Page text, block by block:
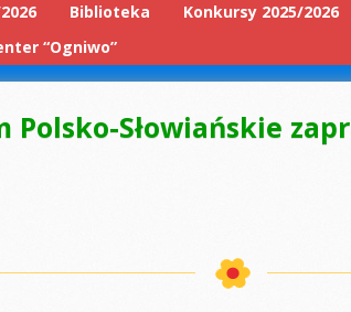
lecie wpis doBiblioteka Konkursy 2025/2026
“Ogniwo”
Polsko-Słowiańskie